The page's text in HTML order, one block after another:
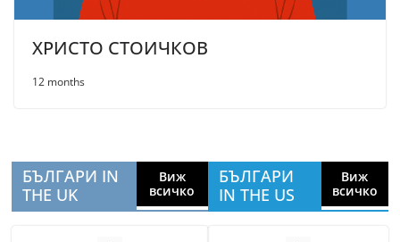
ХРИСТО СТОИЧКОВ
12 months
БЪЛГАРИ IN
THE UK
Виж
всичко
БЪЛГАРИ
IN THE US
Виж
всичко